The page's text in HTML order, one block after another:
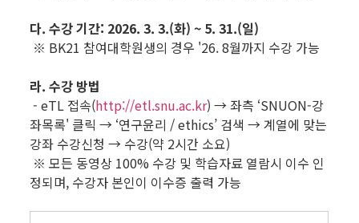
다. 수강 기간: 2026. 3. 3.(화) ~ 5. 31.(일)
※ BK21 참여대학원생의 경우 '26. 8월까지 수강 가능
라. 수강 방법
- eTL 접속(http://etl.snu.ac.kr) → 좌측 ‘SNUON-강
좌목록' 클릭 → ‘연구윤리 / ethics’ 검색 → 계열에 맞는
강좌 수강신청 → 수강(약 2시간 소요)
※ 모든 동영상 100% 수강 및 학습자료 열람시 이수 인
정되며, 수강자 본인이 이수증 출력 가능